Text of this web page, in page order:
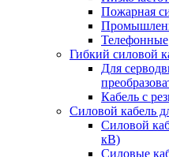
Пожарная
Телефонные
Гибкий силовой
Для
Кабель с
Силовой кабель
Силовой
кВ)
Силовые